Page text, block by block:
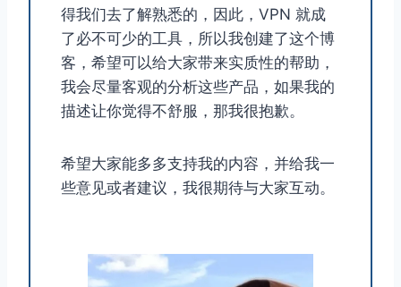
得我们去了解熟悉的，因此，VPN 就成
了必不可少的工具，所以我创建了这个博
客，希望可以给大家带来实质性的帮助，
我会尽量客观的分析这些产品，如果我的
描述让你觉得不舒服，那我很抱歉。
希望大家能多多支持我的内容，并给我一
些意见或者建议，我很期待与大家互动。